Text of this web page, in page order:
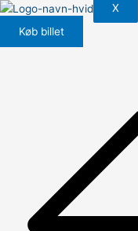
X
Køb billet